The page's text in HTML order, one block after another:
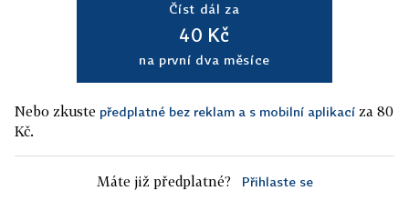
Číst dál za
40 Kč
na první dva měsíce
Nebo zkuste předplatné bez reklam a s mobilní aplikací za 80
Kč.
Máte již předplatné? Přihlaste se